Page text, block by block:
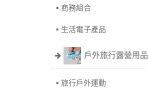
商務組合
生活電子產品
戶外旅行露營用品
旅行戶外運動